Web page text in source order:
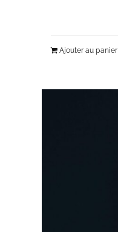
Ajouter au panier